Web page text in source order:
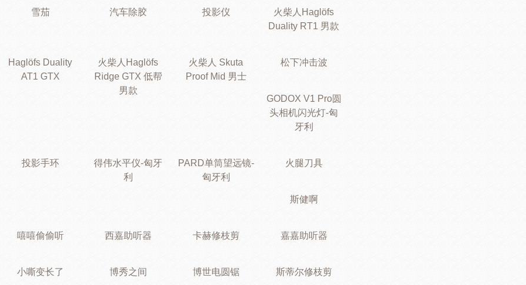
雪茄 汽车除胶 投影仪
火柴人Haglöfs
Duality RT1 男款
Haglöfs Duality
AT1 GTX
火柴人Haglöfs
Ridge GTX 低帮
男款
火柴人 Skuta
Proof Mid 男士
松下冲击波
GODOX V1 Pro圆
头相机闪光灯-匈
牙利
投影手环
得伟水平仪-匈牙
利
PARD单筒望远镜-
匈牙利
火腿刀具
斯健啊
嘻嘻偷偷听 西嘉助听器 卡赫修枝剪 嘉嘉助听器
小嘶变长了 博秀之间 博世电圆锯 斯蒂尔修枝剪